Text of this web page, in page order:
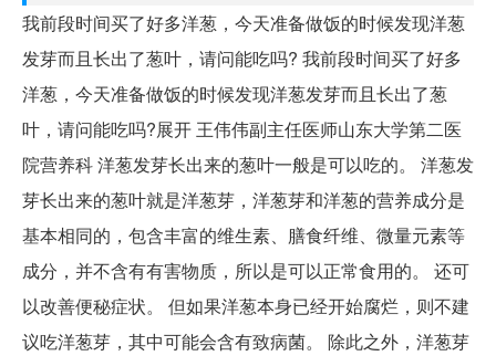
我前段时间买了好多洋葱，今天准备做饭的时候发现洋葱
发芽而且长出了葱叶，请问能吃吗? 我前段时间买了好多
洋葱，今天准备做饭的时候发现洋葱发芽而且长出了葱
叶，请问能吃吗?展开 王伟伟副主任医师山东大学第二医
院营养科 洋葱发芽长出来的葱叶一般是可以吃的。 洋葱发
芽长出来的葱叶就是洋葱芽，洋葱芽和洋葱的营养成分是
基本相同的，包含丰富的维生素、膳食纤维、微量元素等
成分，并不含有有害物质，所以是可以正常食用的。 还可
以改善便秘症状。 但如果洋葱本身已经开始腐烂，则不建
议吃洋葱芽，其中可能会含有致病菌。 除此之外，洋葱芽